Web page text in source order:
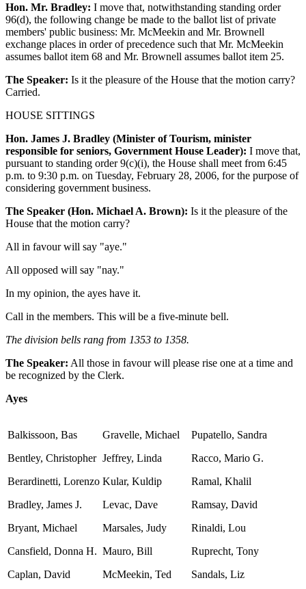
Hon. Mr. Bradley: I move that, notwithstanding standing order
96(d), the following change be made to the ballot list of private
members' public business: Mr. McMeekin and Mr. Brownell
exchange places in order of precedence such that Mr. McMeekin
assumes ballot item 68 and Mr. Brownell assumes ballot item 25.
The Speaker: Is it the pleasure of the House that the motion carry?
Carried.
HOUSE SITTINGS
Hon. James J. Bradley (Minister of Tourism, minister
responsible for seniors, Government House Leader): I move that,
pursuant to standing order 9(c)(i), the House shall meet from 6:45
p.m. to 9:30 p.m. on Tuesday, February 28, 2006, for the purpose of
considering government business.
The Speaker (Hon. Michael A. Brown): Is it the pleasure of the
House that the motion carry?
All in favour will say "aye."
All opposed will say "nay."
In my opinion, the ayes have it.
Call in the members. This will be a five-minute bell.
The division bells rang from 1353 to 1358.
The Speaker: All those in favour will please rise one at a time and
be recognized by the Clerk.
Ayes
Balkissoon, Bas
Bentley, Christopher
Berardinetti, Lorenzo
Bradley, James J.
Bryant, Michael
Cansfield, Donna H.
Caplan, David
Gravelle, Michael
Jeffrey, Linda
Kular, Kuldip
Levac, Dave
Marsales, Judy
Mauro, Bill
McMeekin, Ted
Pupatello, Sandra
Racco, Mario G.
Ramal, Khalil
Ramsay, David
Rinaldi, Lou
Ruprecht, Tony
Sandals, Liz